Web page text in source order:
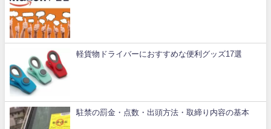
軽貨物ドライバーにおすすめな便利グッズ17選
駐禁の罰金・点数・出頭方法・取締り内容の基本